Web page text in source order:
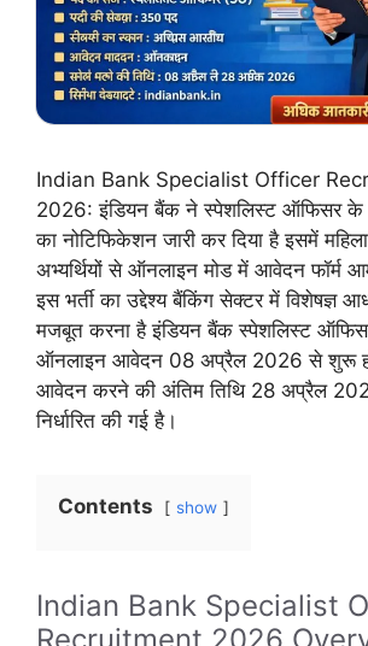
Indian Bank Specialist Officer
2026: इंडियन बैंक ने स्पेशलिस्ट ऑफिसर के
का नोटिफिकेशन जारी कर दिया है इसमें
अभ्यर्थियों से ऑनलाइन मोड में आवेदन फॉर्म
इस भर्ती का उद्देश्य बैंकिंग सेक्टर में विशेषज्ञ
मजबूत करना है इंडियन बैंक स्पेशलिस्ट
ऑनलाइन आवेदन 08 अप्रैल 2026 से शुरू
आवेदन करने की अंतिम तिथि 28 अप्रैल
निर्धारित की गई है।
Contents show
Indian Bank Specialist